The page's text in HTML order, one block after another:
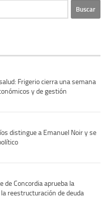
Frigerio cierra una semana
y de gestión
distingue a Emanuel Noir y se
de Concordia aprueba la
reestructuración de deuda